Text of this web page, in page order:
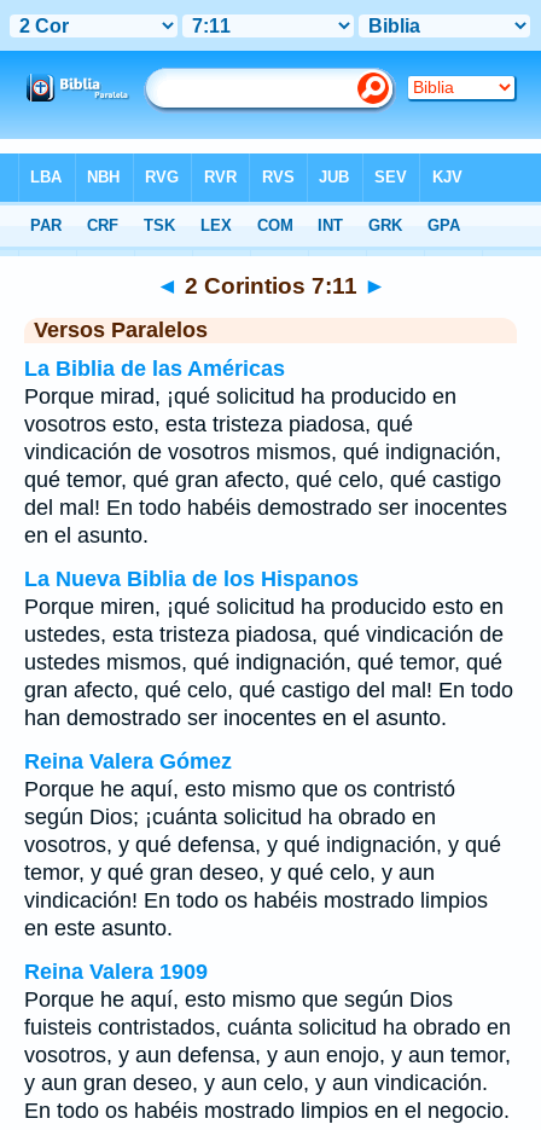
>2 Corintios Capítulo 7 > Verso 11
◄ 2 Corintios 7:11 ►
Versos Paralelos
La Biblia de las Américas
Porque mirad, ¡qué solicitud ha producido en
vosotros esto, esta tristeza piadosa, qué
vindicación de vosotros mismos, qué indignación,
qué temor, qué gran afecto, qué celo, qué castigo
del mal! En todo habéis demostrado ser inocentes
en el asunto.
La Nueva Biblia de los Hispanos
Porque miren, ¡qué solicitud ha producido esto en
ustedes, esta tristeza piadosa, qué vindicación de
ustedes mismos, qué indignación, qué temor, qué
gran afecto, qué celo, qué castigo del mal! En todo
han demostrado ser inocentes en el asunto.
Reina Valera Gómez
Porque he aquí, esto mismo que os contristó
según Dios; ¡cuánta solicitud ha obrado en
vosotros, y qué defensa, y qué indignación, y qué
temor, y qué gran deseo, y qué celo, y aun
vindicación! En todo os habéis mostrado limpios
en este asunto.
Reina Valera 1909
Porque he aquí, esto mismo que según Dios
fuisteis contristados, cuánta solicitud ha obrado en
vosotros, y aun defensa, y aun enojo, y aun temor,
y aun gran deseo, y aun celo, y aun vindicación.
En todo os habéis mostrado limpios en el negocio.